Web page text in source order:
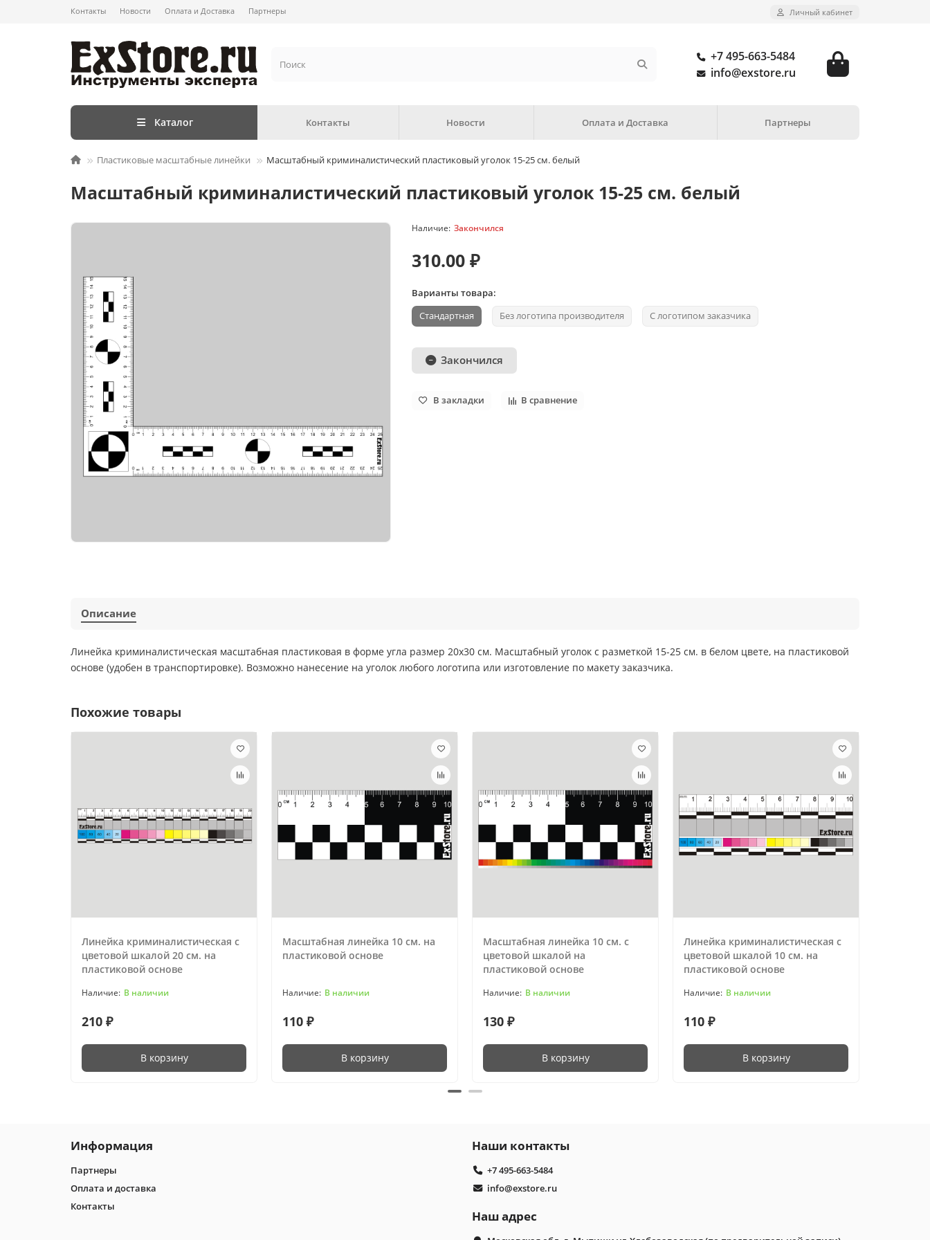
Контакты Новости Оплата и Доставка Партнеры Личный кабинет
+7 495-663-5484
info@exstore.ru
Каталог Контакты Новости Оплата и Доставка Партнеры
Пластиковые масштабные линейки Масштабный криминалистический пластиковый уголок 15-25 см. белый
Масштабный криминалистический пластиковый уголок 15-25 см. белый
Закончился
310.00 ₽
Варианты товара:
Стандартная Без логотипа производителя С логотипом заказчика
Закончился
В закладки В сравнение
Описание
Линейка криминалистическая масштабная пластиковая в форме угла размер 20х30 см. Масштабный уголок с разметкой 15-25 см. в белом цвете, на пластиковой
основе (удобен в транспортировке). Возможно нанесение на уголок любого логотипа или изготовление по макету заказчика.
Похожие товары
Линейка криминалистическая с
цветовой шкалой 20 см. на
пластиковой основе
В наличии
210 ₽
В корзину
Масштабная линейка 10 см. на
пластиковой основе
В наличии
110 ₽
В корзину
Масштабная линейка 10 см. с
цветовой шкалой на
пластиковой основе
В наличии
130 ₽
В корзину
Линейка криминалистическая с
цветовой шкалой 10 см. на
пластиковой основе
В наличии
110 ₽
В корзину
Информация
Партнеры
Оплата и доставка
Контакты
Наши контакты
+7 495-663-5484
info@exstore.ru
Наш адрес